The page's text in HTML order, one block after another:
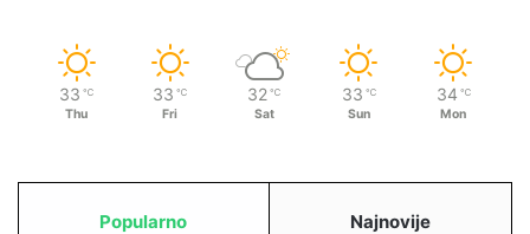
33 ℃
Thu
33 ℃
Fri
32 ℃
Sat
33 ℃
Sun
34 ℃
Mon
Popularno Najnovije